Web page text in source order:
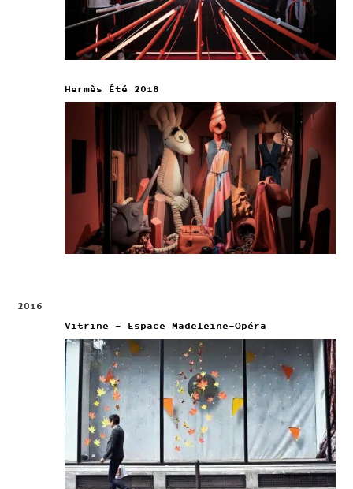
Hermès Été 2018
2016
Vitrine – Espace Madeleine-Opéra